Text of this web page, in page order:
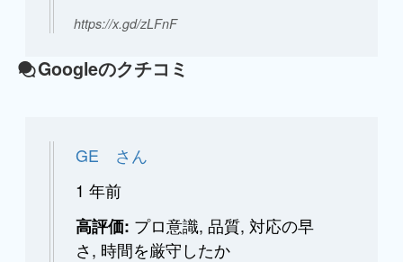
https://x.gd/zLFnF
Googleのクチコミ
GE さん
1 年前
高評価: プロ意識, 品質, 対応の早
さ, 時間を厳守したか